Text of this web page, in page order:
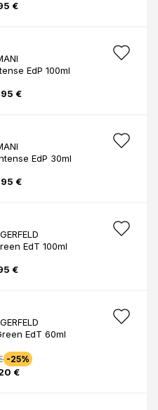
€
EdP 100ml
€
EdP 30ml
€
EdT 100ml
€
EdT 60ml
-25%
€